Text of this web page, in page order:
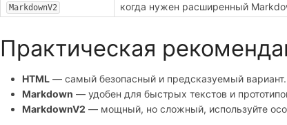
MarkdownV2 когда нужен расширенный
Практическая
HTML — самый безопасный и предсказуемый вариант.
Markdown — удобен для быстрых текстов и
MarkdownV2 — мощный, но сложный, используйте